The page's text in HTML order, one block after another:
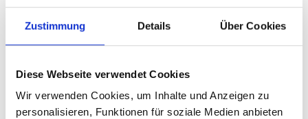
Zustimmung Details Über Cookies
Diese Webseite verwendet Cookies
Wir verwenden Cookies, um Inhalte und Anzeigen zu
personalisieren, Funktionen für soziale Medien anbieten
Ihr Zugang zum
Brillen Herbort e. K.